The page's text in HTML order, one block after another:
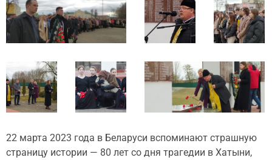
22 марта 2023 года в Беларуси вспоминают страшную
страницу истории — 80 лет со дня трагедии в Хатыни,